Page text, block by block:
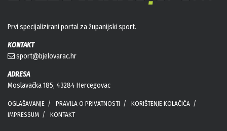
Prvi specijalizirani portal za županijski sport.
KONTAKT
sport@bjelovarac.hr
ADRESA
Moslavačka 185, 43284 Hercegovac
OGLAŠAVANJE PRAVILA O PRIVATNOSTI
KORIŠTENJE KOLAČIĆA
IMPRESSUM
KONTAKT